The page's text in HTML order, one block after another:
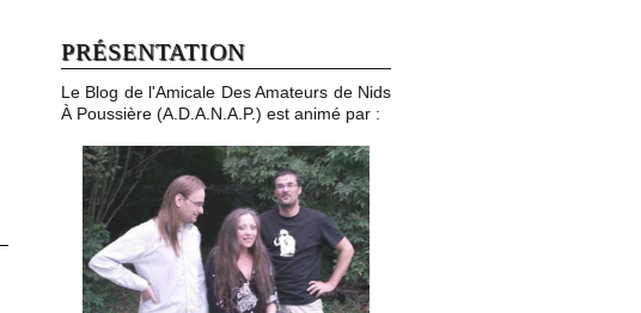
PRÉSENTATION
Le Blog de l'Amicale Des Amateurs de Nids
À Poussière (A.D.A.N.A.P.) est animé par :